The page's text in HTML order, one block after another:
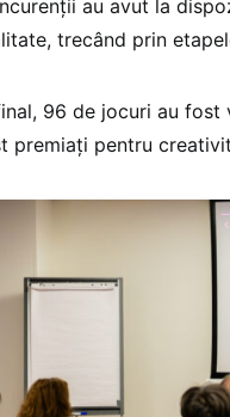
au avut la
trecând prin
96 de jocuri au fost
premiați pentru